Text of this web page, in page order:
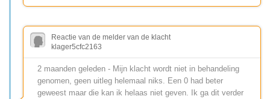
Reactie van de melder van de klacht
klager5cfc2163
2 maanden geleden - Mijn klacht wordt niet in behandeling
genomen, geen uitleg helemaal niks. Een 0 had beter
geweest maar die kan ik helaas niet geven. Ik ga dit verder